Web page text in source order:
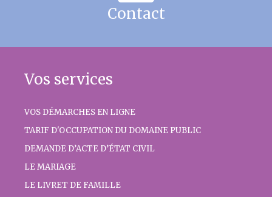
Contact
Vos services
VOS DÉMARCHES EN LIGNE
TARIF D'OCCUPATION DU DOMAINE PUBLIC
DEMANDE D’ACTE D’ÉTAT CIVIL
LE MARIAGE
LE LIVRET DE FAMILLE